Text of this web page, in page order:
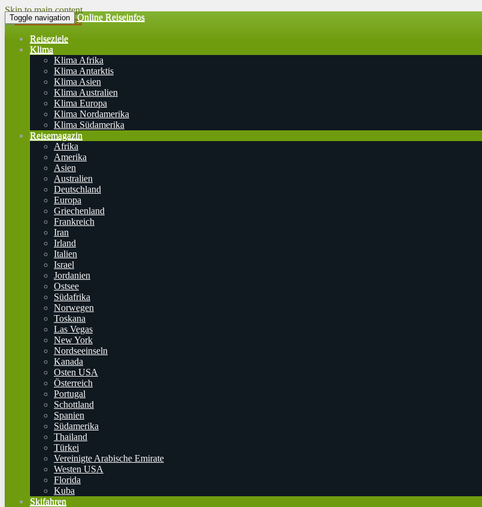
Skip to main content
Toggle navigation Online Reiseinfos
Reiseziele
Klima
Klima Afrika
Klima Antarktis
Klima Asien
Klima Australien
Klima Europa
Klima Nordamerika
Klima Südamerika
Reisemagazin
Afrika
Amerika
Asien
Australien
Deutschland
Europa
Griechenland
Frankreich
Iran
Irland
Italien
Israel
Jordanien
Ostsee
Südafrika
Norwegen
Toskana
Las Vegas
New York
Nordseeinseln
Kanada
Osten USA
Österreich
Portugal
Schottland
Spanien
Südamerika
Thailand
Türkei
Vereinigte Arabische Emirate
Westen USA
Florida
Kuba
Skifahren